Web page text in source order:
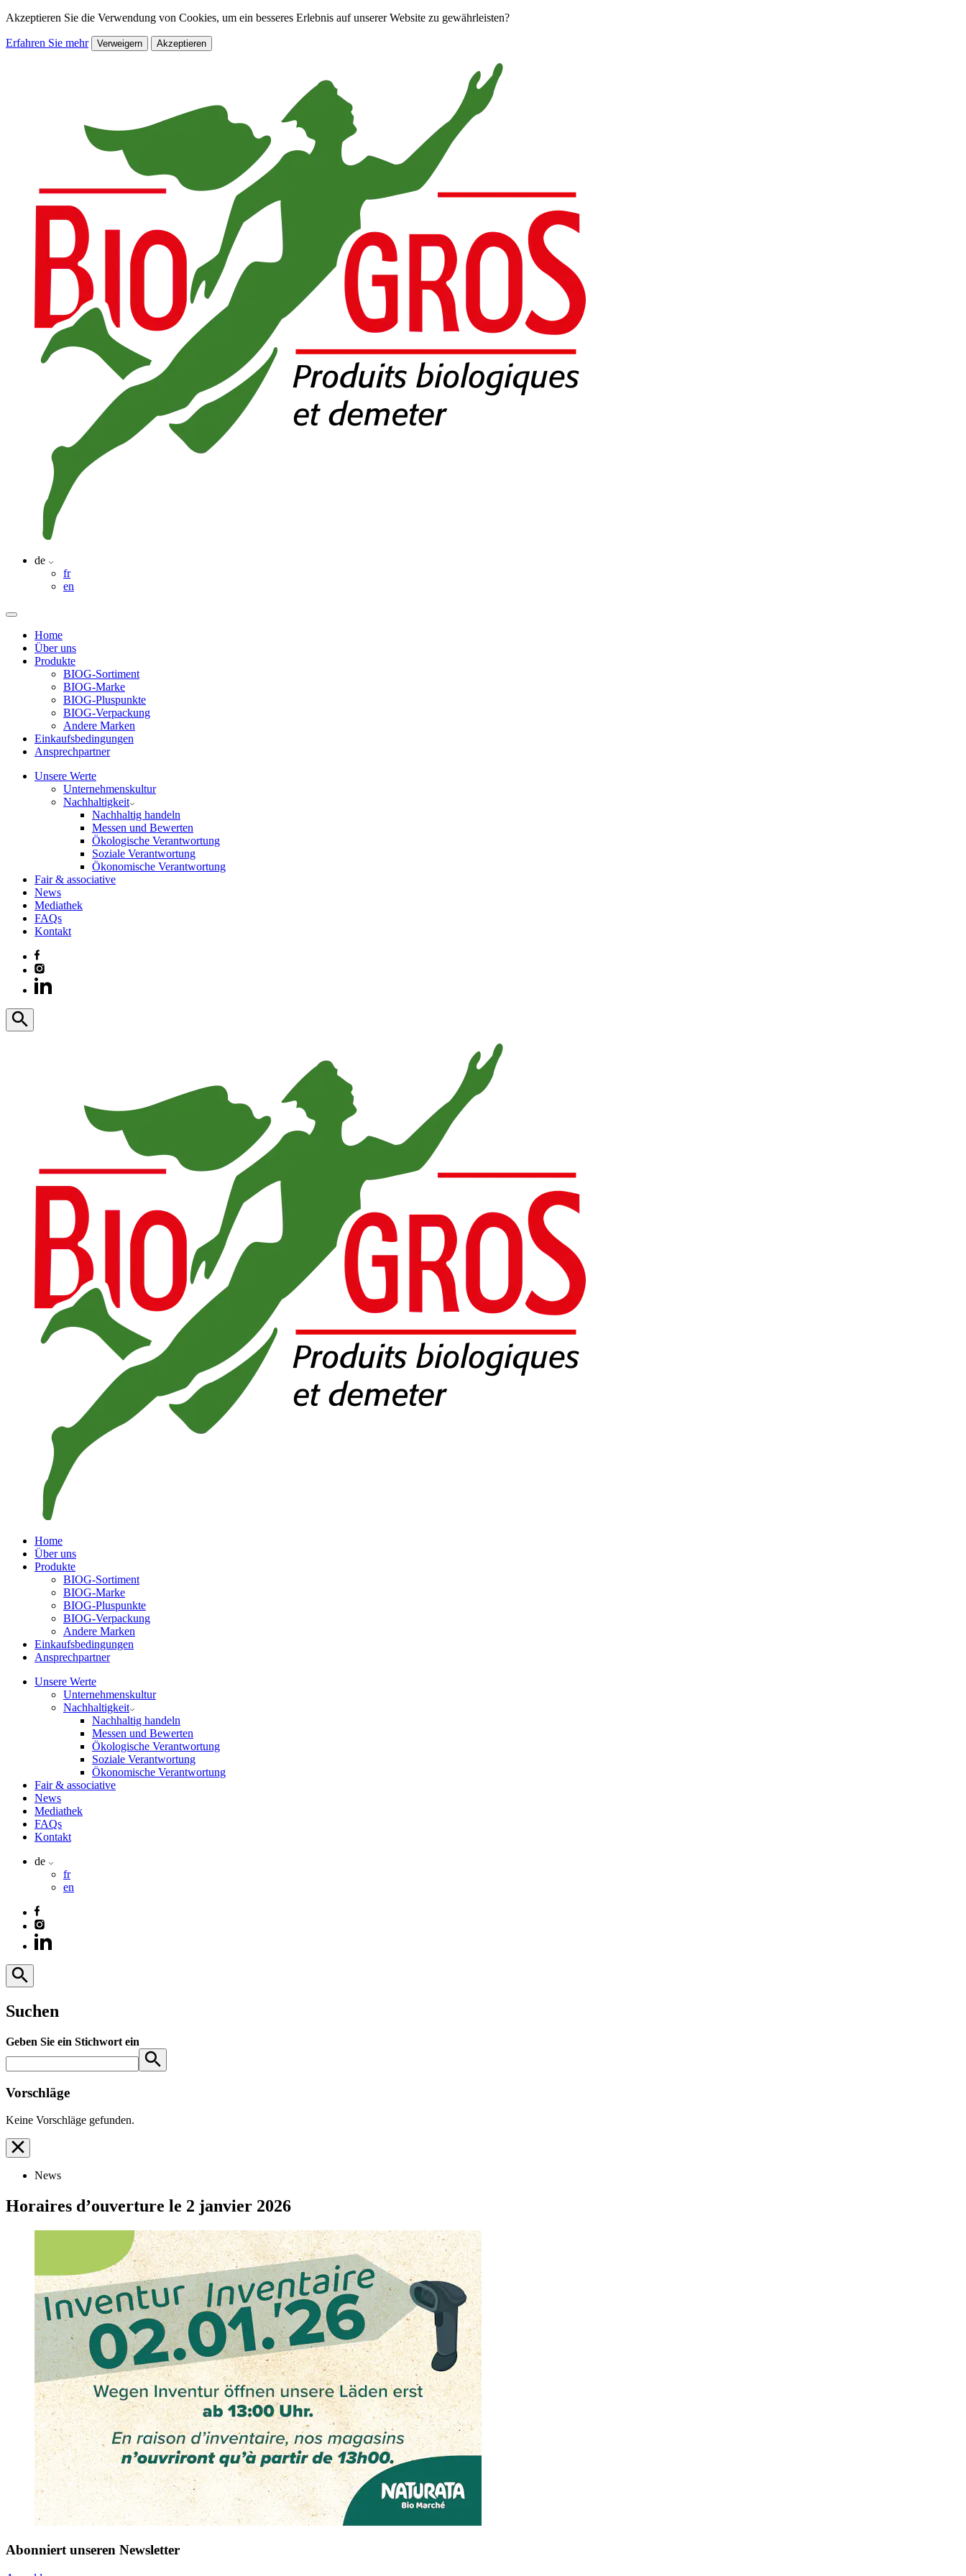
Akzeptieren Sie die Verwendung von Cookies, um ein besseres Erlebnis auf unserer Website zu gewährleisten?
Erfahren Sie mehr Verweigern Akzeptieren
de
fr
en
Home
Über uns
Produkte
BIOG-Sortiment
BIOG-Marke
BIOG-Pluspunkte
BIOG-Verpackung
Andere Marken
Einkaufsbedingungen
Ansprechpartner
Unsere Werte
Unternehmenskultur
Nachhaltigkeit
Nachhaltig handeln
Messen und Bewerten
Ökologische Verantwortung
Soziale Verantwortung
Ökonomische Verantwortung
Fair & associative
News
Mediathek
FAQs
Kontakt
Home
Über uns
Produkte
BIOG-Sortiment
BIOG-Marke
BIOG-Pluspunkte
BIOG-Verpackung
Andere Marken
Einkaufsbedingungen
Ansprechpartner
Unsere Werte
Unternehmenskultur
Nachhaltigkeit
Nachhaltig handeln
Messen und Bewerten
Ökologische Verantwortung
Soziale Verantwortung
Ökonomische Verantwortung
Fair & associative
News
Mediathek
FAQs
Kontakt
de
fr
en
Suchen
Geben Sie ein Stichwort ein
Vorschläge
Keine Vorschläge gefunden.
News
Horaires d’ouverture le 2 janvier 2026
Abonniert unseren Newsletter